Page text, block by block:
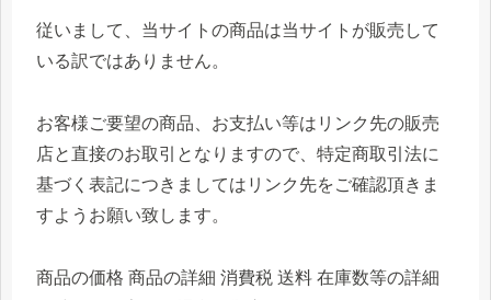
従いまして、当サイトの商品は当サイトが販売して
いる訳ではありません。
お客様ご要望の商品、お支払い等はリンク先の販売
店と直接のお取引となりますので、特定商取引法に
基づく表記につきましてはリンク先をご確認頂きま
すようお願い致します。
商品の価格 商品の詳細 消費税 送料 在庫数等の詳細